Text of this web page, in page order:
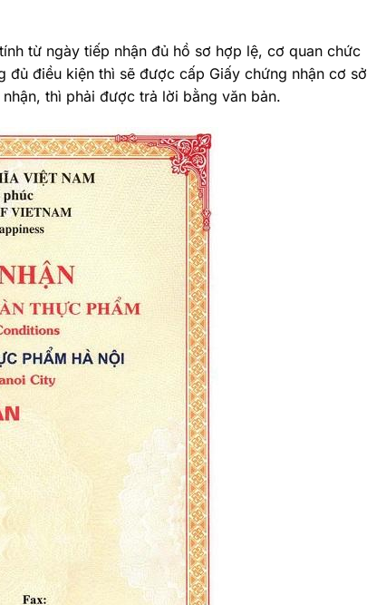
từ ngày tiếp nhận đủ hồ sơ hợp lệ, cơ quan chức
đủ điều kiện thì sẽ được cấp Giấy chứng nhận cơ sở
thì phải được trả lời bằng văn bản.